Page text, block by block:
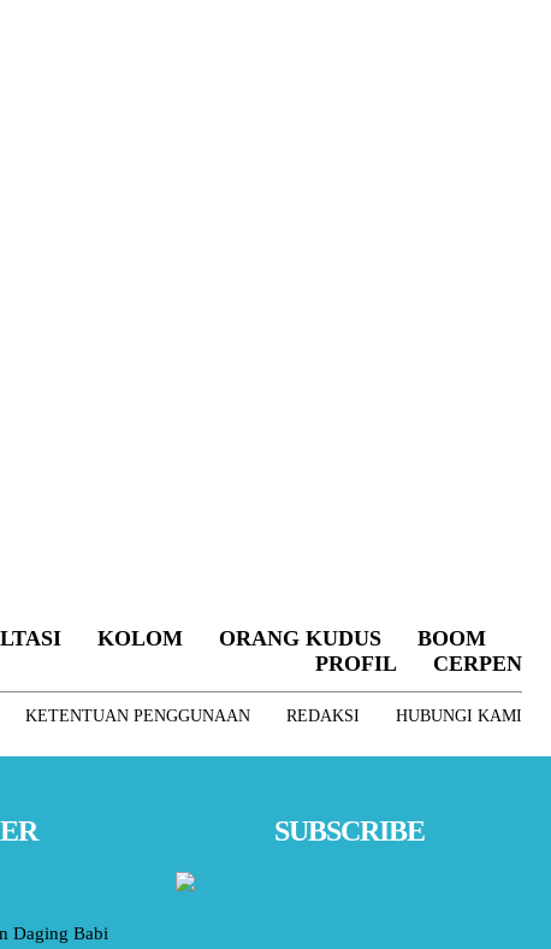
KOLOM ORANG KUDUS
BOOM
PROFIL
CERPEN
KETENTUAN PENGGUNAAN REDAKSI HUBUNGI KAMI
Daging Babi
SUBSCRIBE